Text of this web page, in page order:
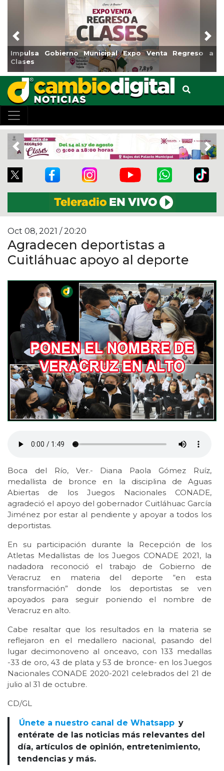
Impulsa Gobierno Municipal Expo Venta Regreso a
Clases
Previous
Previous
Oct 08, 2021 / 20:20
Agradecen deportistas a
Cuitláhuac apoyo al deporte
Boca del Río, Ver.- Diana Paola Gómez Ruíz,
medallista de bronce en la disciplina de Aguas
Abiertas de los Juegos Nacionales CONADE,
agradeció el apoyo del gobernador Cuitláhuac García
Jiménez por estar al pendiente y apoyar a todos los
deportistas.
En su participación durante la Recepción de los
Atletas Medallistas de los Juegos CONADE 2021, la
nadadora reconoció el trabajo de Gobierno de
Veracruz en materia del deporte “en esta
transformación” donde los deportistas se ven
apoyados para seguir poniendo el nombre de
Veracruz en alto.
Cabe resaltar que los resultados en la materia se
reflejaron en el medallero nacional, pasando del
lugar decimonoveno al onceavo, con 133 medallas
-33 de oro, 43 de plata y 53 de bronce- en los Juegos
Nacionales CONADE 2020-2021 celebrados del 21 de
julio al 31 de octubre.
CD/GL
Únete a nuestro canal de Whatsapp y
entérate de las noticias más relevantes del
día, artículos de opinión, entretenimiento,
tendencias y más.